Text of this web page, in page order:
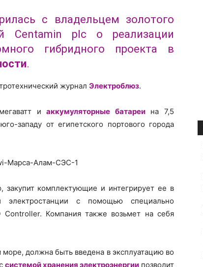
с владельцем золотого
Centamin plc о реализации
гибридного проекта в
.
журнал Электроблюз.
иаккумуляторные батареина 7,5
западу от египетского портового города
закупит комплектующие и интегрирует ее в
электростанции с помощью специально
Компания также возьмет на себя
должна быть введена в эксплуатацию во
системой хранения электроэнергии позволит